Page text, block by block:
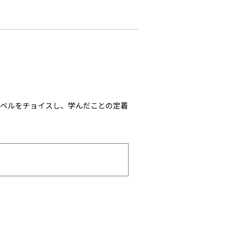
ルをチョイスし、学んだことの定着